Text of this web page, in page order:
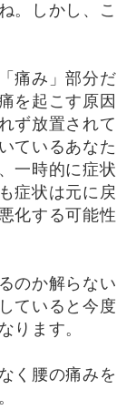
。しかし、こ
痛み」部分だ
を起こす原因
ず放置されて
ているあなた
一時的に症状
症状は元に戻
化する可能性
のか解らない
ていると今度
ります。
く腰の痛みを